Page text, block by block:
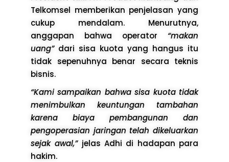
Telkomsel memberikan penjelasan yang
cukup mendalam. Menurutnya,
anggapan bahwa operator “makan
uang”dari sisa kuota yang hangus itu
tidak sepenuhnya benar secara teknis
bisnis.
“Kami sampaikan bahwa sisa kuota tidak
menimbulkan keuntungan tambahan
karena biaya pembangunan dan
pengoperasian jaringan telah dikeluarkan
sejak awal,”jelas Adhi di hadapan para
hakim.